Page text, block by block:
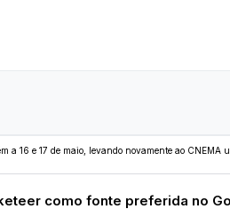
a 16 e 17 de maio, levando novamente ao
como fonte preferida no